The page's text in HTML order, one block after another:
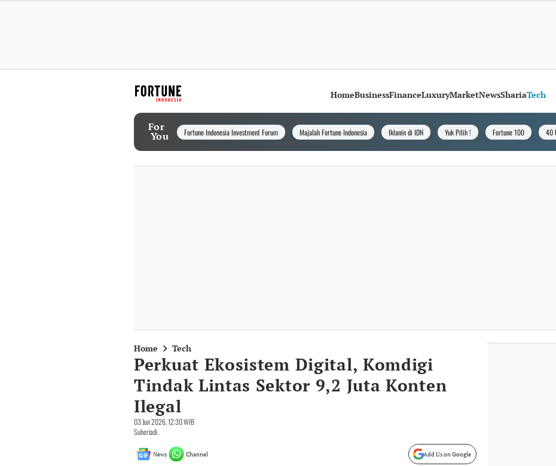
HomeBusinessFinanceLuxuryMarketNewsShariaTech
For
You Fortune Indonesia Investment Forum Majalah Fortune Indonesia Iklanin di IDN Yuk Pilih ! Fortune 100 40
Home Tech
Perkuat Ekosistem Digital, Komdigi
Tindak Lintas Sektor 9,2 Juta Konten
Ilegal
03 Jun 2026, 12:30 WIB
Suheriadi .
News Channel Add Us on Google